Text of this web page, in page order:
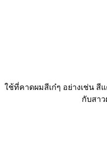
ใช้ที่คาดผมสีเก๋ๆ อย่างเช่น สี
กับสา